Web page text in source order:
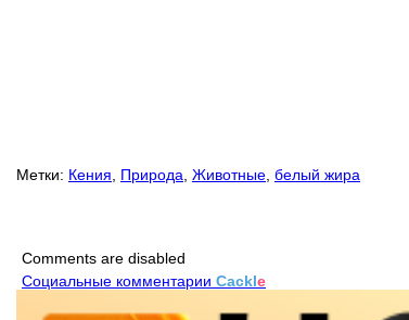
Метки: Кения Природа Животные белый жира
Comments are disabled
Социальные комментарии Cackle